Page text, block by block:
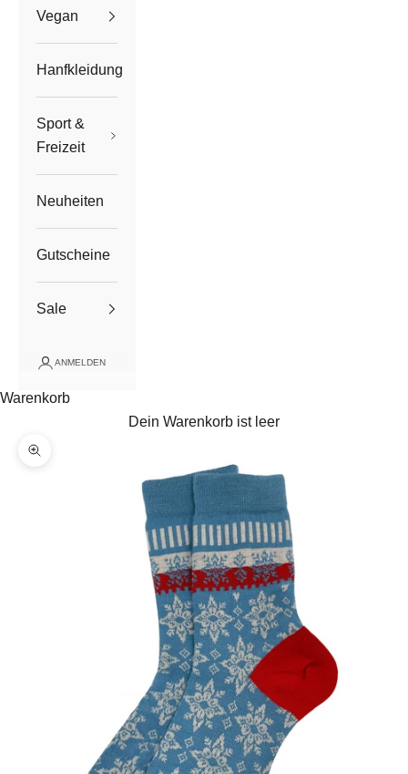
Vegan
Hanfkleidung
Sport &
Freizeit
Neuheiten
Gutscheine
Sale
ANMELDEN
Warenkorb
Dein Warenkorb ist leer
Bild vergrößern